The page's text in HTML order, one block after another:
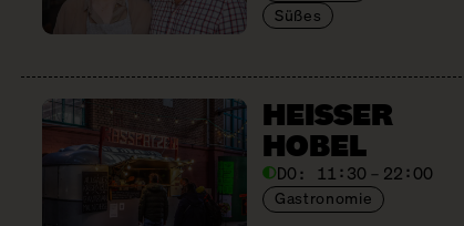
Süßes
HEISSER
HOBEL
DO: 11:30 – 22:00
Gastronomie